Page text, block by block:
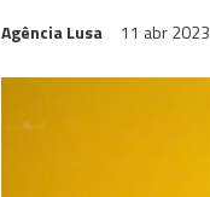
Agência Lusa 11 abr 2023